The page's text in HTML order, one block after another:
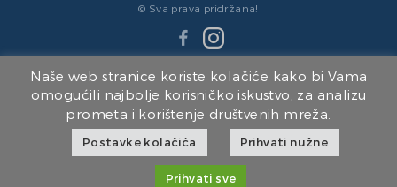
© Sva prava pridržana!
Članice Marina Punat Grupe:
Marina Punat d.o.o. | Brodogradilište Punat d.o.o. |
Marina Punat Hotel & Resort | Marina Commerce d.o.o.
Naše web stranice koriste kolačiće kako bi Vama
omogućili najbolje korisničko iskustvo, za analizu
prometa i korištenje društvenih mreža.
Postavke kolačića Prihvati nužne
Prihvati sve